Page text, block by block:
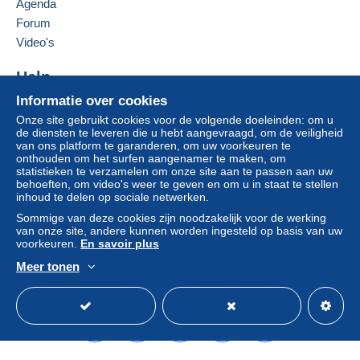
Als de verkoopvoorwaarden van de verkoper
clausules bevatten met betrekking tot de betaling,
moeten deze als nietig worden beschouwd. De
Delcampe, zoals gedefinieerd in de
toepassing zijn.
Aankopen moeten worden betaald binnen14
dagenna ontvangst van de eindafrekening van de
verkoper.
Garantie:
koper.
Om de termijnen voor terugzending en
het Delcampe-charter
Shipping after payment.
Informatie over cookies
Onze site gebruikt cookies voor de volgende doeleinden: om u
de diensten te leveren die u hebt aangevraagd, om de veiligheid
van ons platform te garanderen, om uw voorkeuren te
onthouden om het surfen aangenamer te maken, om
statistieken te verzamelen om onze site aan te passen aan uw
behoeften, om video's weer te geven en om u in staat te stellen
inhoud te delen op sociale netwerken.
Sommige van deze cookies zijn noodzakelijk voor de werking
van onze site, andere kunnen worden ingesteld op basis van uw
voorkeuren. En savoir plus
Meer tonen
Agenda
Forum
Video's
Help
Hulpcentrum
Kopen op Delcampe
Verkopen op Delcampe
Een beveiligde website